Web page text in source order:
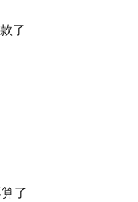
了
了